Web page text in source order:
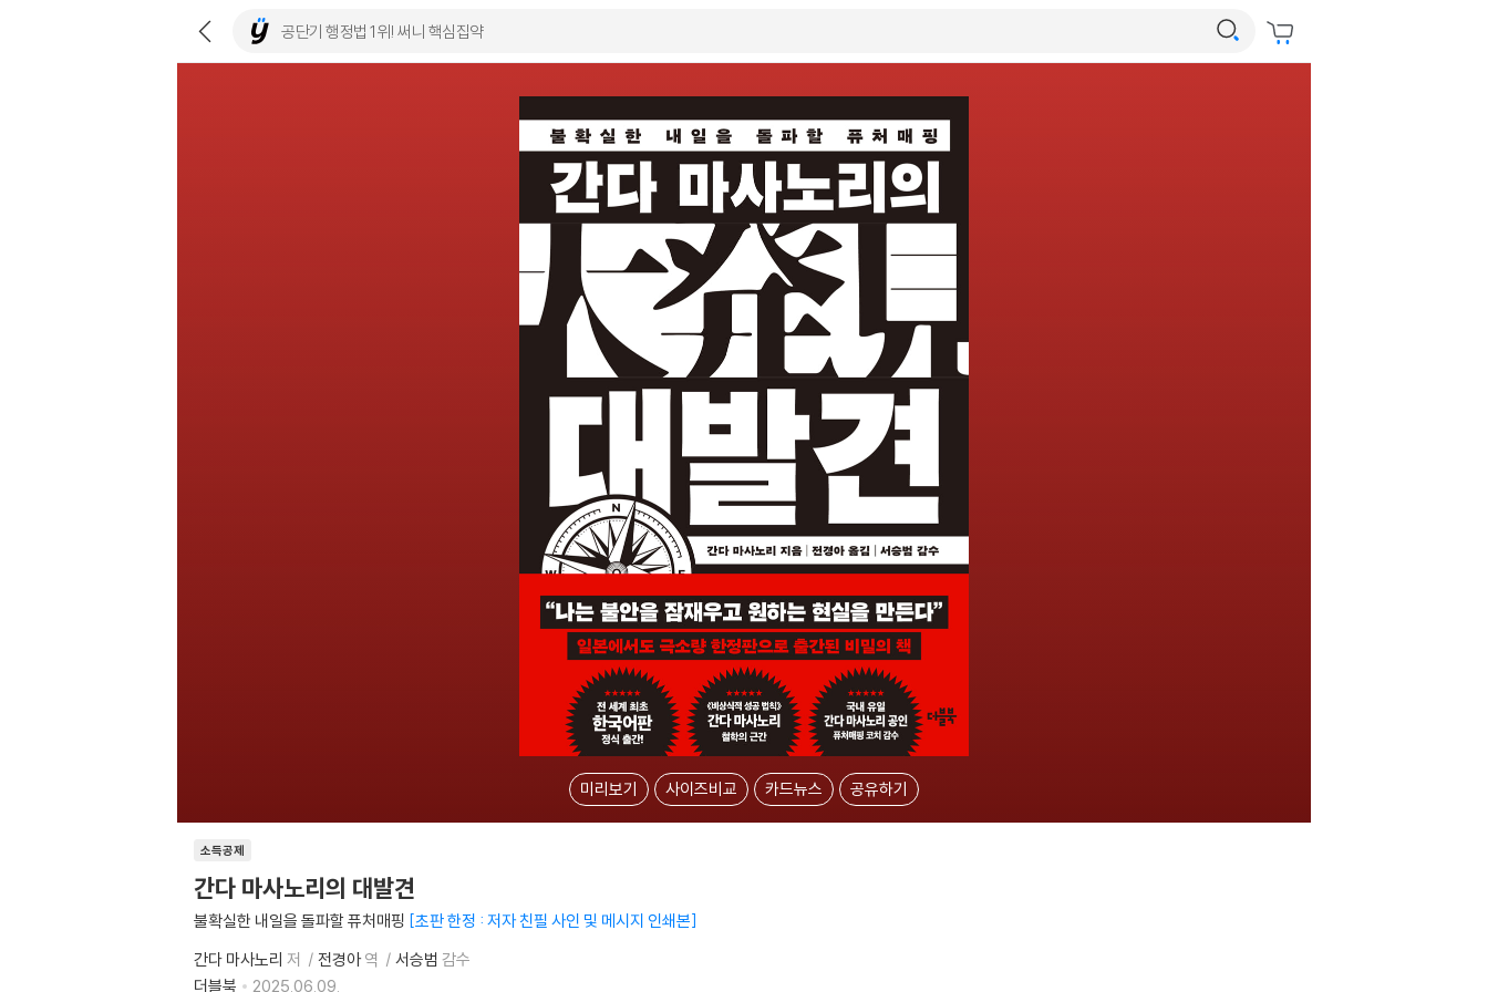
미리보기 사이즈비교 카드뉴스 공유하기
소득공제
간다 마사노리의 대발견
불확실한 내일을 돌파할 퓨처매핑 초판 한정 : 저자 친필 사인 및 메시지 인쇄본
간다 마사노리 저 전경아역 서승범 감수
더블북
2025.06.09.